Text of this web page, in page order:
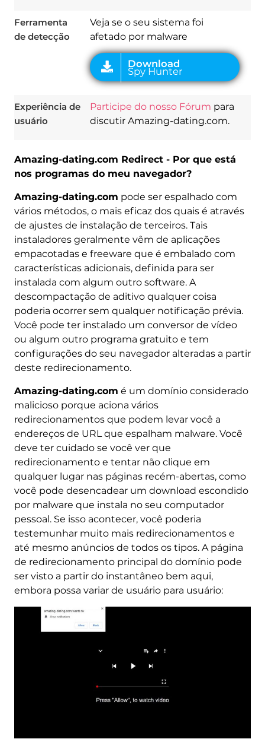
Ferramenta
de detecção
Veja se o seu sistema foi
afetado por malware
Experiência de
usuário
Participe do nosso Fórum para
discutir Amazing-dating.com.
Amazing-dating.com Redirect - Por que está
nos programas do meu navegador?
Amazing-dating.com pode ser espalhado com
vários métodos, o mais eficaz dos quais é através
de ajustes de instalação de terceiros. Tais
instaladores geralmente vêm de aplicações
empacotadas e freeware que é embalado com
características adicionais, definida para ser
instalada com algum outro software. A
descompactação de aditivo qualquer coisa
poderia ocorrer sem qualquer notificação prévia.
Você pode ter instalado um conversor de vídeo
ou algum outro programa gratuito e tem
configurações do seu navegador alteradas a partir
deste redirecionamento.
Amazing-dating.com é um domínio considerado
malicioso porque aciona vários
redirecionamentos que podem levar você a
endereços de URL que espalham malware. Você
deve ter cuidado se você ver que
redirecionamento e tentar não clique em
qualquer lugar nas páginas recém-abertas, como
você pode desencadear um download escondido
por malware que instala no seu computador
pessoal. Se isso acontecer, você poderia
testemunhar muito mais redirecionamentos e
até mesmo anúncios de todos os tipos. A página
de redirecionamento principal do domínio pode
ser visto a partir do instantâneo bem aqui,
embora possa variar de usuário para usuário: